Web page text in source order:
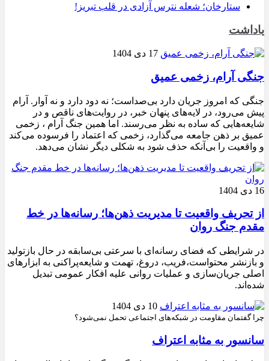
ستارخان؛ شعله نترس آزادی در قلب تبریز!
یاداشت
17 دی 1404
جنگی آرام، زخمی عمیق
جنگی که امروز جریان دارد بی‌صداست؛ نه دود دارد و نه آوار. آرام
پیش می‌رود، در لایه‌های پنهان خبر، در روایت‌های ناقص و در
شایعه‌هایی که ساده به نظر می‌رسند. اما همین جنگ آرام ، زخمی
عمیق بر ذهن جامعه می‌گذارد، زخمی که اعتماد را فرسوده می‌کند
و واقعیت را بی‌آنکه حذف شود به شکلی دیگر نشان می‌دهد.
16 دی 1404
از تحریف واقعیت تا مدیریت ذهن‌ها؛ رسانه‌ها در خط
مقدم جنگ روان
در شرایطی که فضای رسانه‌ای با سرعتی بی‌سابقه در حال بازتولید
و بازنشر محتواست،فریب، دروغ، تهمت و شایعه‌پراکنی به ابزارهای
اصلی جریان‌سازی و عملیات روانی علیه افکار عمومی تبدیل
شده‌اند.
10 دی 1404
چرا گفتمان مقاومت در شبکه‌های اجتماعی تحمل نمی‌شود؟
سانسور به مثابه اعتراف